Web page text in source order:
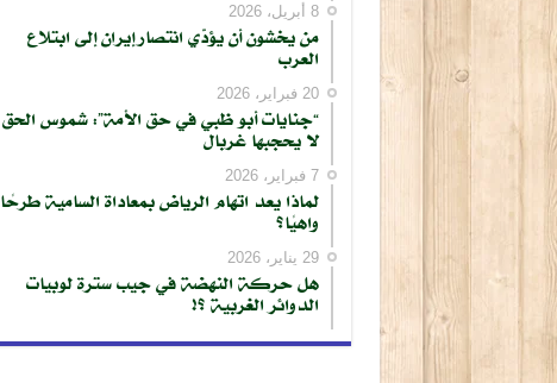
8 أبريل، 2026
من يخشون أن يؤدّي انتصار إيران إلى ابتلاع
العرب
20 فبراير، 2026
“جنايات أبو ظبي في حق الأمة”: شموس الحق
لا يحجبها غربال
7 فبراير، 2026
لماذا يعد اتهام الرياض بمعاداة السامية طرحًا
واهيًا؟
29 يناير، 2026
هل حركة النهضة في جيب سترة لوبيات
الدوائر الغربية ؟!